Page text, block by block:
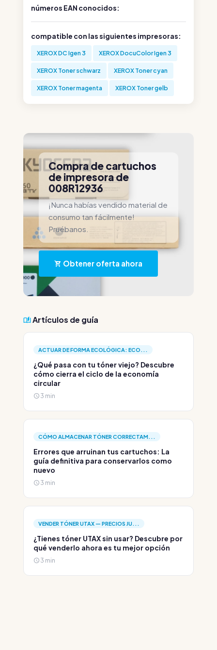
números EAN conocidos:
compatible con las siguientes impresoras:
XEROX DC Igen 3 XEROX DocuColor Igen 3
XEROX Toner schwarz XEROX Toner cyan
XEROX Toner magenta XEROX Toner gelb
Compra de cartuchos
de impresora de
008R12936
¡Nunca habías vendido material de
consumo tan fácilmente!
Pruébanos.
Obtener oferta ahora
Artículos de guía
ACTUAR DE FORMA ECOLÓGICA: ECO...
¿Qué pasa con tu tóner viejo? Descubre
cómo cierra el ciclo de la economía
circular
3 min
CÓMO ALMACENAR TÓNER CORRECTAM...
Errores que arruinan tus cartuchos: La
guía definitiva para conservarlos como
nuevo
3 min
VENDER TÓNER UTAX — PRECIOS JU...
¿Tienes tóner UTAX sin usar? Descubre por
qué venderlo ahora es tu mejor opción
3 min